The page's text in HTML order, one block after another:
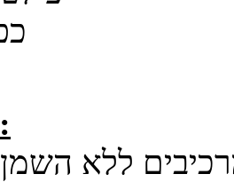
1
אופן ההכנה:
ללא השמן